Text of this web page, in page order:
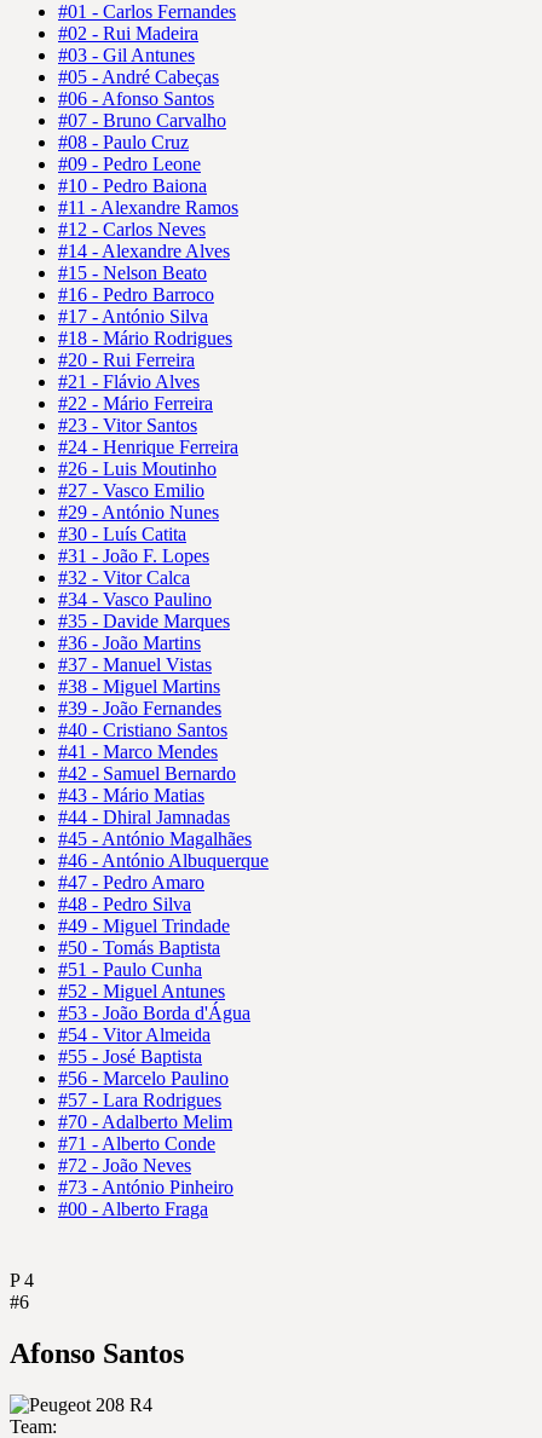
#01 - Carlos Fernandes
#02 - Rui Madeira
#03 - Gil Antunes
#05 - André Cabeças
#06 - Afonso Santos
#07 - Bruno Carvalho
#08 - Paulo Cruz
#09 - Pedro Leone
#10 - Pedro Baiona
#11 - Alexandre Ramos
#12 - Carlos Neves
#14 - Alexandre Alves
#15 - Nelson Beato
#16 - Pedro Barroco
#17 - António Silva
#18 - Mário Rodrigues
#20 - Rui Ferreira
#21 - Flávio Alves
#22 - Mário Ferreira
#23 - Vitor Santos
#24 - Henrique Ferreira
#26 - Luis Moutinho
#27 - Vasco Emilio
#29 - António Nunes
#30 - Luís Catita
#31 - João F. Lopes
#32 - Vitor Calca
#34 - Vasco Paulino
#35 - Davide Marques
#36 - João Martins
#37 - Manuel Vistas
#38 - Miguel Martins
#39 - João Fernandes
#40 - Cristiano Santos
#41 - Marco Mendes
#42 - Samuel Bernardo
#43 - Mário Matias
#44 - Dhiral Jamnadas
#45 - António Magalhães
#46 - António Albuquerque
#47 - Pedro Amaro
#48 - Pedro Silva
#49 - Miguel Trindade
#50 - Tomás Baptista
#51 - Paulo Cunha
#52 - Miguel Antunes
#53 - João Borda d'Água
#54 - Vitor Almeida
#55 - José Baptista
#56 - Marcelo Paulino
#57 - Lara Rodrigues
#70 - Adalberto Melim
#71 - Alberto Conde
#72 - João Neves
#73 - António Pinheiro
#00 - Alberto Fraga
P 4
#6
Afonso Santos
Team: